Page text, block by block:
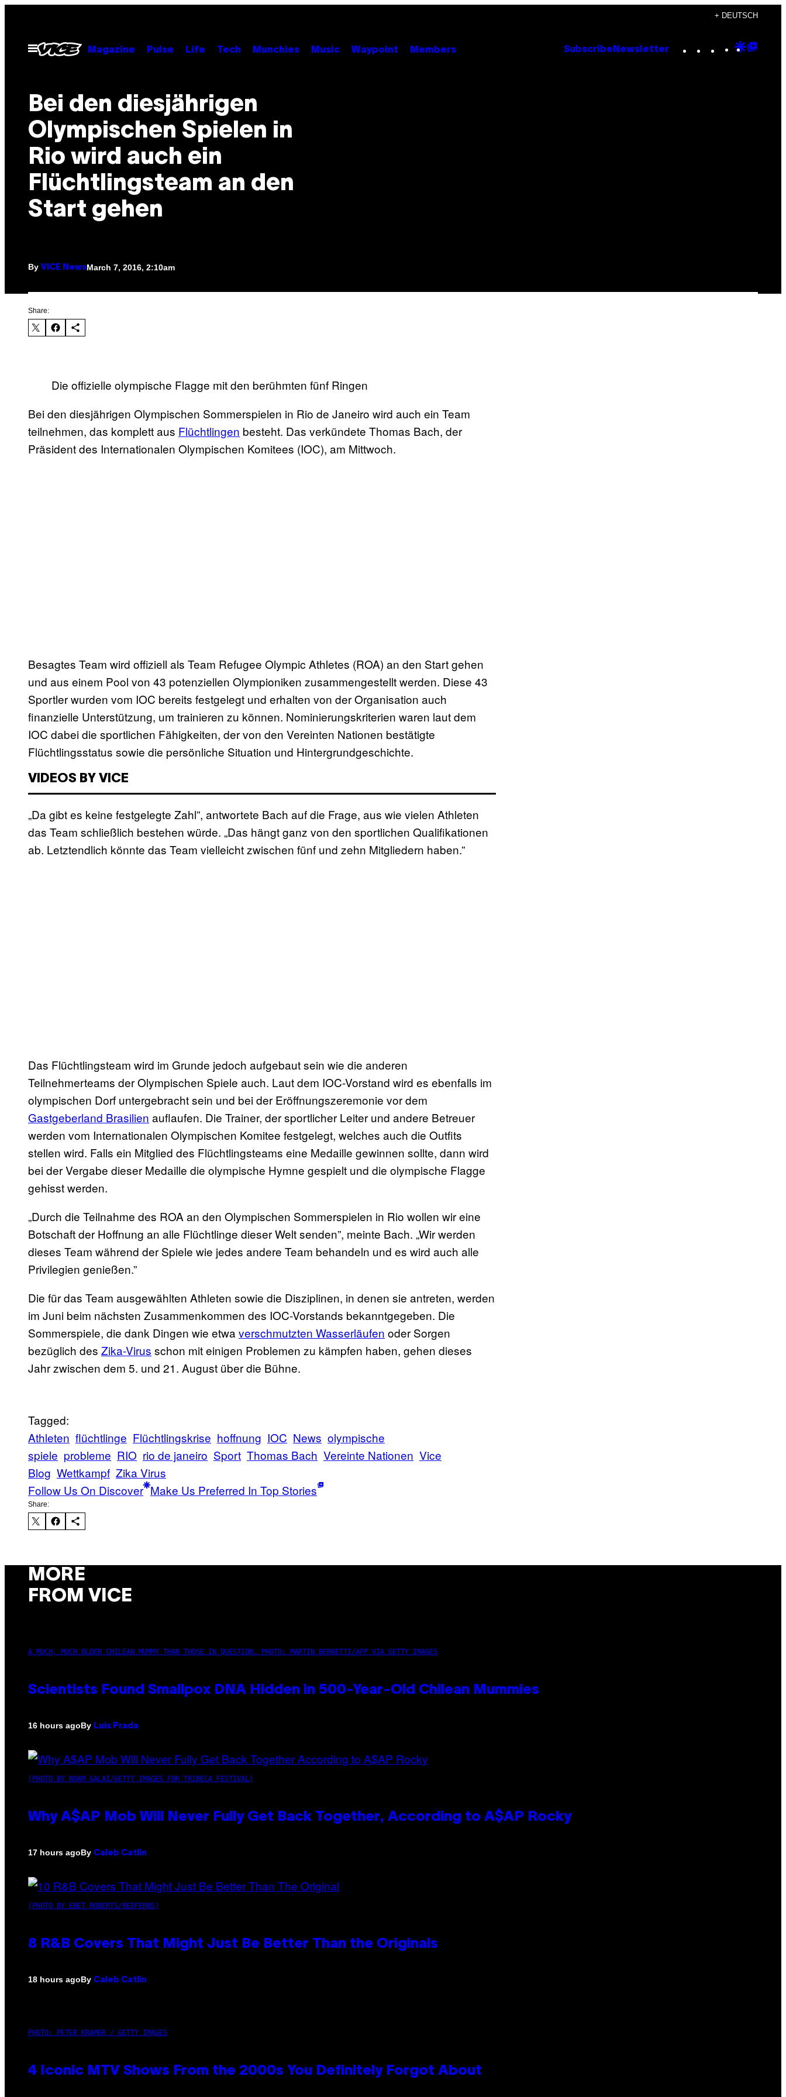
content
+ DEUTSCH
Open
Menu
Magazine Pulse Life Tech Munchies Music Waypoint Members Subscribe Newsletter Instagram
TikTok
YouTube
Google
Bei den diesjährigen
Olympischen Spielen in
Rio wird auch ein
Flüchtlingsteam an den
Start gehen
By VICE NewsMarch 7, 2016, 2:10am
Share:
Die offizielle olympische Flagge mit den berühmten fünf Ringen
Bei den diesjährigen Olympischen Sommerspielen in Rio de Janeiro wird auch ein Team
teilnehmen, das komplett aus Flüchtlingen besteht. Das verkündete Thomas Bach, der
Präsident des Internationalen Olympischen Komitees (IOC), am Mittwoch.
Besagtes Team wird offiziell als Team Refugee Olympic Athletes (ROA) an den Start gehen
und aus einem Pool von 43 potenziellen Olympioniken zusammengestellt werden. Diese 43
Sportler wurden vom IOC bereits festgelegt und erhalten von der Organisation auch
finanzielle Unterstützung, um trainieren zu können. Nominierungskriterien waren laut dem
IOC dabei die sportlichen Fähigkeiten, der von den Vereinten Nationen bestätigte
Flüchtlingsstatus sowie die persönliche Situation und Hintergrundgeschichte.
VIDEOS BY VICE
„Da gibt es keine festgelegte Zahl”, antwortete Bach auf die Frage, aus wie vielen Athleten
das Team schließlich bestehen würde. „Das hängt ganz von den sportlichen Qualifikationen
ab. Letztendlich könnte das Team vielleicht zwischen fünf und zehn Mitgliedern haben.”
Das Flüchtlingsteam wird im Grunde jedoch aufgebaut sein wie die anderen
Teilnehmerteams der Olympischen Spiele auch. Laut dem IOC-Vorstand wird es ebenfalls im
olympischen Dorf untergebracht sein und bei der Eröffnungszeremonie vor dem
Gastgeberland Brasilien auflaufen. Die Trainer, der sportlicher Leiter und andere Betreuer
werden vom Internationalen Olympischen Komitee festgelegt, welches auch die Outfits
stellen wird. Falls ein Mitglied des Flüchtlingsteams eine Medaille gewinnen sollte, dann wird
bei der Vergabe dieser Medaille die olympische Hymne gespielt und die olympische Flagge
gehisst werden.
„Durch die Teilnahme des ROA an den Olympischen Sommerspielen in Rio wollen wir eine
Botschaft der Hoffnung an alle Flüchtlinge dieser Welt senden”, meinte Bach. „Wir werden
dieses Team während der Spiele wie jedes andere Team behandeln und es wird auch alle
Privilegien genießen.”
Die für das Team ausgewählten Athleten sowie die Disziplinen, in denen sie antreten, werden
im Juni beim nächsten Zusammenkommen des IOC-Vorstands bekanntgegeben. Die
Sommerspiele, die dank Dingen wie etwa verschmutzten Wasserläufen oder Sorgen
bezüglich des Zika-Virus schon mit einigen Problemen zu kämpfen haben, gehen dieses
Jahr zwischen dem 5. und 21. August über die Bühne.
Tagged:
Athleten flüchtlinge Flüchtlingskrise hoffnung IOC News olympische
spiele probleme RIO rio de janeiro Sport Thomas Bach Vereinte Nationen Vice
Blog Wettkampf Zika Virus
Follow Us On Discover Make Us Preferred In Top Stories
Share:
MORE
FROM VICE
A MUCH, MUCH OLDER CHILEAN MUMMY THAN THOSE IN QUESTION. PHOTO: MARTIN BERNETTI/AFP VIA GETTY IMAGES
Scientists Found Smallpox DNA Hidden in 500-Year-Old Chilean Mummies
16 hours agoBy Luis Prada
(PHOTO BY NOAM GALAI/GETTY IMAGES FOR TRIBECA FESTIVAL)
Why A$AP Mob Will Never Fully Get Back Together, According to A$AP Rocky
17 hours agoBy Caleb Catlin
(PHOTO BY EBET ROBERTS/REDFERNS)
8 R&B Covers That Might Just Be Better Than the Originals
18 hours agoBy Caleb Catlin
PHOTO: PETER KRAMER / GETTY IMAGES
4 Iconic MTV Shows From the 2000s You Definitely Forgot About